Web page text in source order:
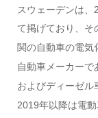
スウェーデンは
て掲げており、そ
関の自動車の電気
自動車メーカー
およびディーゼル
2019年以降は電